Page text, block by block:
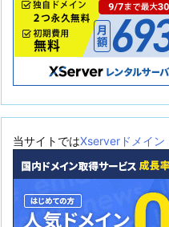
当サイトではXserverドメイン